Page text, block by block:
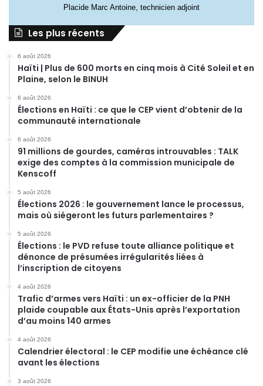
Placide Marc Antoine, technicien adjoint
Les plus récents
6 août 2026
Haïti | Plus de 600 morts en cinq mois à Cité Soleil et en
Plaine, selon le BINUH
6 août 2026
Élections en Haïti : ce que le CEP vient d’obtenir de la
communauté internationale
6 août 2026
91 millions de gourdes, caméras introuvables : TALK
exige des comptes à la commission municipale de
Kenscoff
5 août 2026
Élections 2026 : le gouvernement lance le processus,
mais où siégeront les futurs parlementaires ?
5 août 2026
Élections : le PVD refuse toute alliance politique et
dénonce de présumées irrégularités liées à
l’inscription de citoyens
4 août 2026
Trafic d’armes vers Haïti : un ex-officier de la PNH
plaide coupable aux États-Unis après l’exportation
d’au moins 140 armes
4 août 2026
Calendrier électoral : le CEP modifie une échéance clé
avant les élections
3 août 2026